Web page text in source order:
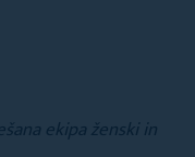
ekipa ženski in